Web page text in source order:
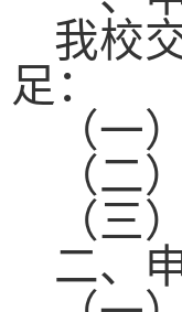
我校
足：
（一）
（二）
（三
二、